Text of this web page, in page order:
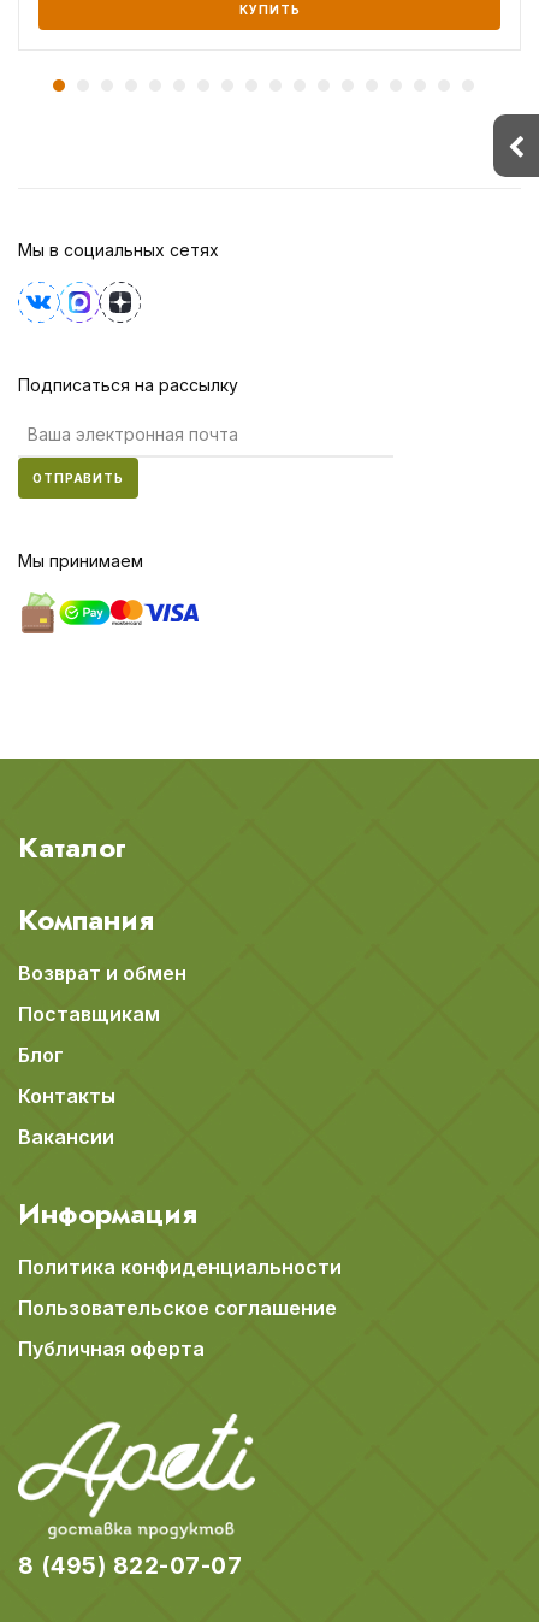
КУПИТЬ
Мы в социальных сетях
Подписаться на рассылку
ОТПРАВИТЬ
Мы принимаем
Каталог
Компания
Возврат и обмен
Поставщикам
Блог
Контакты
Вакансии
Информация
Политика конфиденциальности
Пользовательское соглашение
Публичная оферта
8 (495) 822-07-07